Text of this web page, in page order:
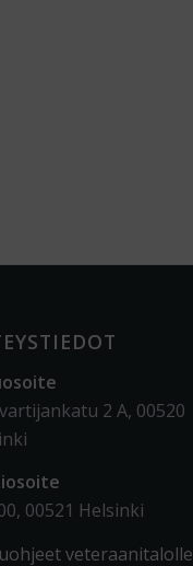
2 A, 00520
00521 Helsinki
veteraanitalolle